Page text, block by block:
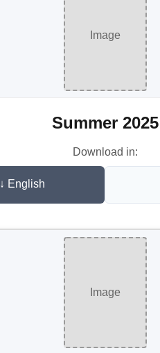
Image
Summer 2025
Download in:
↓ English
Image